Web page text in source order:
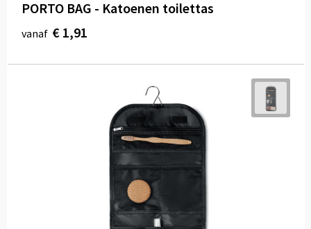
PORTO BAG - Katoenen toilettas
vanaf € 1,91